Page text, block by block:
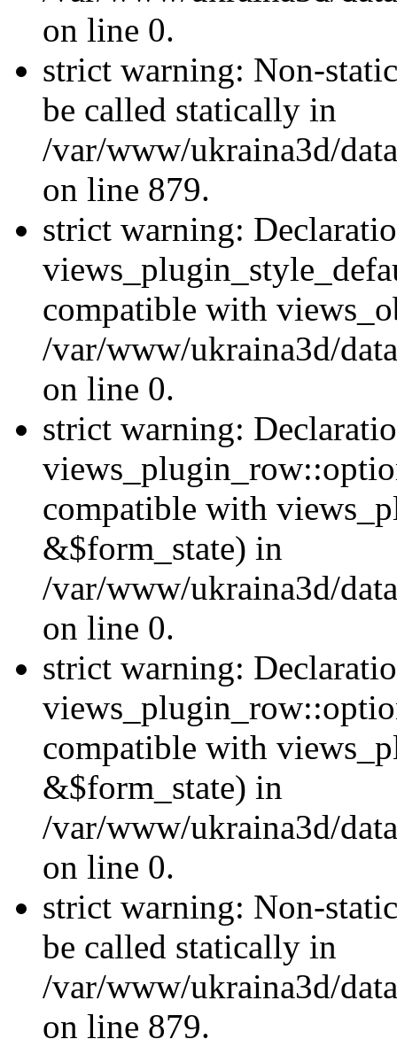
on line 0.
strict warning: Non-
be called statically in
/var/www/ukraina3d/
on line 879.
strict warning:
compatible with
/var/www/ukraina3d/
on line 0.
strict warning:
compatible with
&$form_state) in
/var/www/ukraina3d/
on line 0.
strict warning:
compatible with
&$form_state) in
/var/www/ukraina3d/
on line 0.
strict warning: Non-
be called statically in
/var/www/ukraina3d/
on line 879.